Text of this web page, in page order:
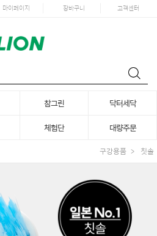
마이페이지 장바구니 고객센터
참그린
닥터세닥
체험단 대량주문
구강용품 칫솔